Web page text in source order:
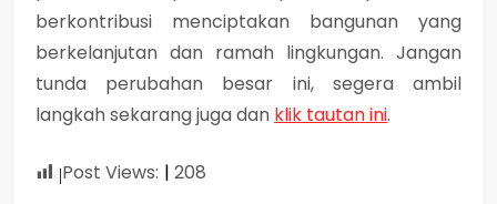
berkontribusi menciptakan bangunan yang
berkelanjutan dan ramah lingkungan. Jangan
tunda perubahan besar ini, segera ambil
langkah sekarang juga dan klik tautan ini.
Post Views: 208